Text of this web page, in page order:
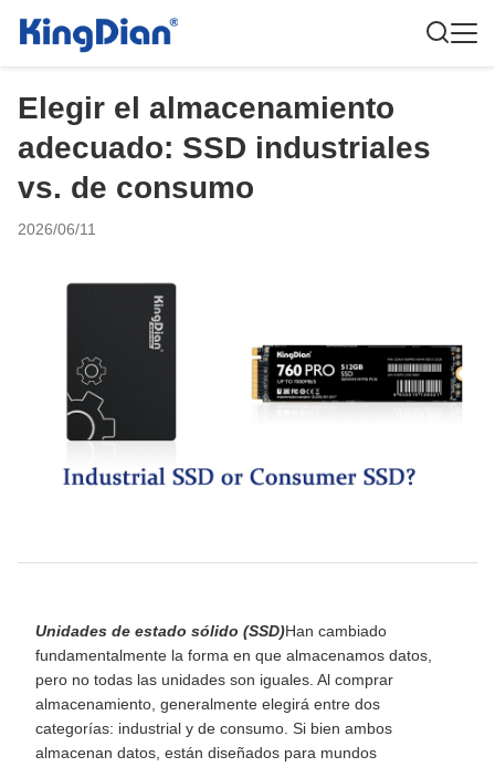
Elegir el almacenamiento
adecuado: SSD industriales
vs. de consumo
2026/06/11
Unidades de estado sólido (SSD)Han cambiado
fundamentalmente la forma en que almacenamos datos,
pero no todas las unidades son iguales. Al comprar
almacenamiento, generalmente elegirá entre dos
categorías: industrial y de consumo. Si bien ambos
almacenan datos, están diseñados para mundos